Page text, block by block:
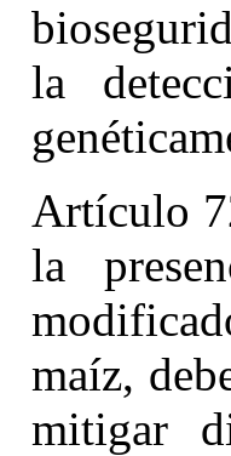
la
Artículo
la
maíz,
mitigar